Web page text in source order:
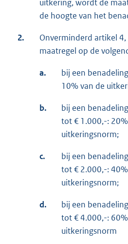
uitkering, wordt de
de hoogte van het
2.
Onverminderd artikel
maatregel op de
a.
bij een
10% van de
b.
bij een
tot € 1.000,-:
uitkeringsnorm;
c.
bij een
tot € 2.000,-:
uitkeringsnorm;
d.
bij een
tot € 4.000,-:
uitkeringsnorm